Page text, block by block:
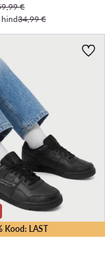
€
hind34,99 €
Kood: LAST